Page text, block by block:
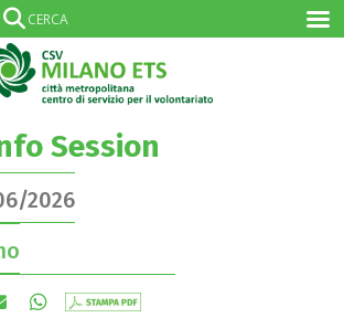
Session
2026